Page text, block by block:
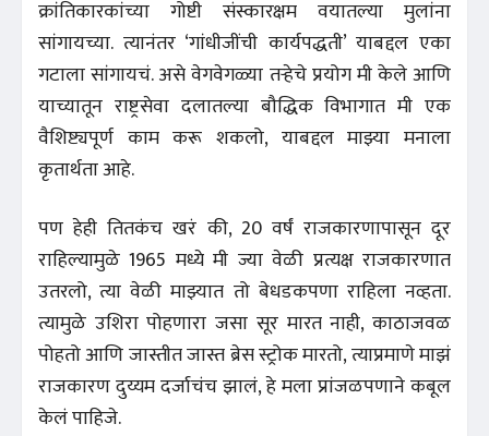
क्रांतिकारकांच्या गोष्टी संस्कारक्षम वयातल्या मुलांना
सांगायच्या. त्यानंतर ‘गांधीजींची कार्यपद्धती’ याबद्दल एका
गटाला सांगायचं. असे वेगवेगळ्या तऱ्हेचे प्रयोग मी केले आणि
याच्यातून राष्ट्रसेवा दलातल्या बौद्धिक विभागात मी एक
वैशिष्ट्यपूर्ण काम करू शकलो, याबद्दल माझ्या मनाला
कृतार्थता आहे.
पण हेही तितकंच खरं की, 20 वर्षं राजकारणापासून दूर
राहिल्यामुळे 1965 मध्ये मी ज्या वेळी प्रत्यक्ष राजकारणात
उतरलो, त्या वेळी माझ्यात तो बेधडकपणा राहिला नव्हता.
त्यामुळे उशिरा पोहणारा जसा सूर मारत नाही, काठाजवळ
पोहतो आणि जास्तीत जास्त ब्रेस स्ट्रोक मारतो, त्याप्रमाणे माझं
राजकारण दुय्यम दर्जाचंच झालं, हे मला प्रांजळपणाने कबूल
केलं पाहिजे.